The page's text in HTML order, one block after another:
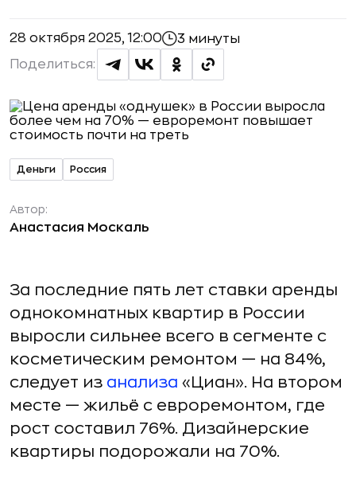
28 октября 2025, 12:00 3 минуты
Поделиться:
Деньги Россия
Автор:
Анастасия Москаль
За последние пять лет ставки аренды
однокомнатных квартир в России
выросли сильнее всего в сегменте с
косметическим ремонтом — на 84%,
следует из анализа «Циан». На втором
месте — жильё с евроремонтом, где
рост составил 76%. Дизайнерские
квартиры подорожали на 70%.